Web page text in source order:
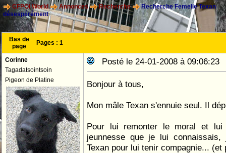
CFPOI World Annonces Recherche
Recherche Femelle Texan
désespérément
Bas de
page
Pages : 1
Corinne
Tagadatsointsoin
Pigeon de Platine
Posté le 24-01-2008 à
Bonjour à tous,
Mon mâle Texan s'ennuie seul. Il
Pour lui remonter le moral et lui
jeunnesse que je lui
Texan pour lui tenir compagnie...